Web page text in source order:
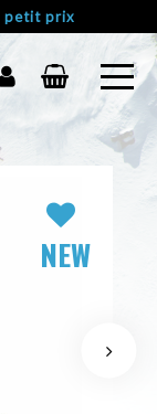
petit prix
NEW